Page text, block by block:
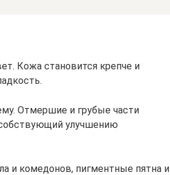
Кожа становится крепче и
Отмершие и грубые части
улучшению
и комедонов, пигментные пятна и